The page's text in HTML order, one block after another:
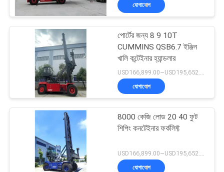
নিয়ন্ত্রণ
PRIVACY
POLICY
বৈদ্যুতিক ফর্কলিফ্ট ট্রাক
22
56
যোগাযোগ
পোর্টের জন্য 8 9 10T
CUMMINS QSB6.7 ইঞ্জিন
খালি কন্টেইনার হ্যান্ডলার
যোগাযোগ
8000 কেজি লোড 20 40 ফুট
শিপিং কনটেইনার ফর্কলিফ্ট
USD166,899.00~USD195,652.00 / unit MOQ:1 একক
যোগাযোগ